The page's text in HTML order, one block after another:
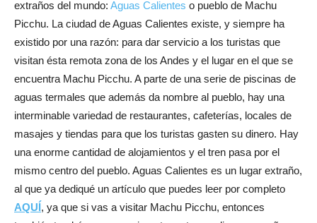
extraños del mundo: Aguas Calientes o pueblo de Machu
Picchu. La ciudad de Aguas Calientes existe, y siempre ha
existido por una razón: para dar servicio a los turistas que
visitan ésta remota zona de los Andes y el lugar en el que se
encuentra Machu Picchu. A parte de una serie de piscinas de
aguas termales que además da nombre al pueblo, hay una
interminable variedad de restaurantes, cafeterías, locales de
masajes y tiendas para que los turistas gasten su dinero. Hay
una enorme cantidad de alojamientos y el tren pasa por el
mismo centro del pueblo. Aguas Calientes es un lugar extraño,
al que ya dediqué un artículo que puedes leer por completo
AQUÍ, ya que si vas a visitar Machu Picchu, entonces